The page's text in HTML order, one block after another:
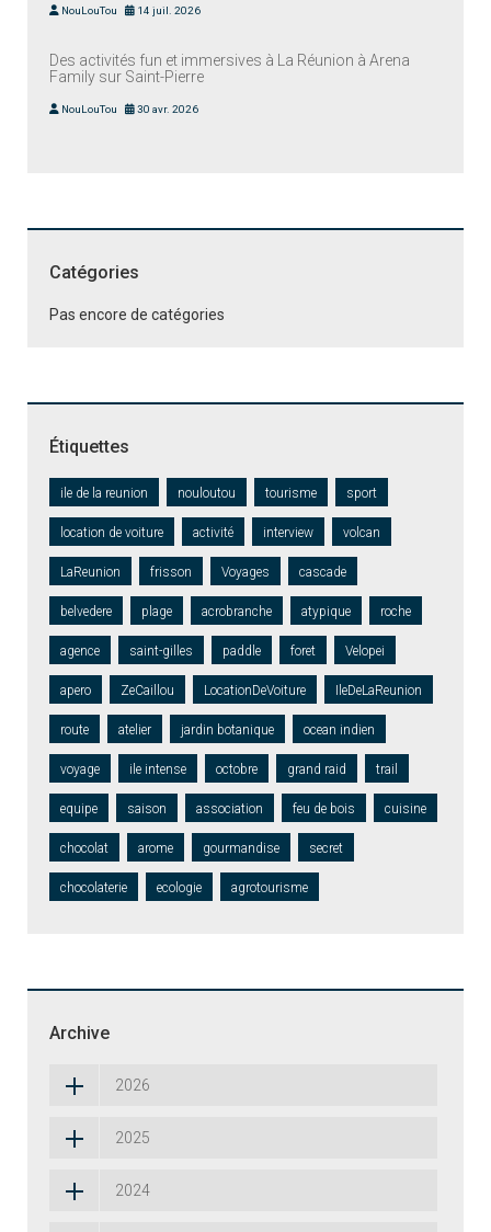
NouLouTou 14 juil. 2026
Des activités fun et immersives à La Réunion à Arena
Family sur Saint-Pierre
NouLouTou 30 avr. 2026
Catégories
Pas encore de catégories
Étiquettes
ile de la reunion nouloutou tourisme sport
location de voiture activité interview volcan
LaReunion frisson Voyages cascade
belvedere plage acrobranche atypique roche
agence saint-gilles paddle foret Velopei
apero ZeCaillou LocationDeVoiture IleDeLaReunion
route atelier jardin botanique ocean indien
voyage ile intense octobre grand raid trail
equipe saison association feu de bois cuisine
chocolat arome gourmandise secret
chocolaterie ecologie agrotourisme
Archive
2026
2025
2024